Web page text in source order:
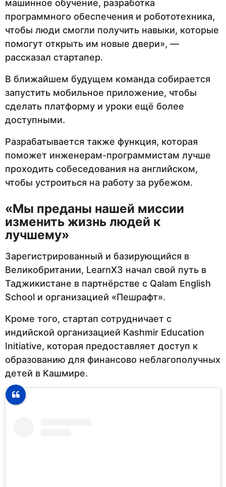
машинное обучение, разработка
программного обеспечения и робототехника,
чтобы люди смогли получить навыки, которые
помогут открыть им новые двери», —
рассказал стартапер.
В ближайшем будущем команда собирается
запустить мобильное приложение, чтобы
сделать платформу и уроки ещё более
доступными.
Разрабатывается также функция, которая
поможет инженерам-программистам лучше
проходить собеседования на английском,
чтобы устроиться на работу за рубежом.
«Мы преданы нашей миссии
изменить жизнь людей к
лучшему»
Зарегистрированный и базирующийся в
Великобритании, LearnX3 начал свой путь в
Таджикистане в партнёрстве с Qalam English
School и организацией «Пешрафт».
Кроме того, стартап сотрудничает с
индийской организацией Kashmir Education
Initiative, которая предоставляет доступ к
образованию для финансово неблагополучных
детей в Кашмире.